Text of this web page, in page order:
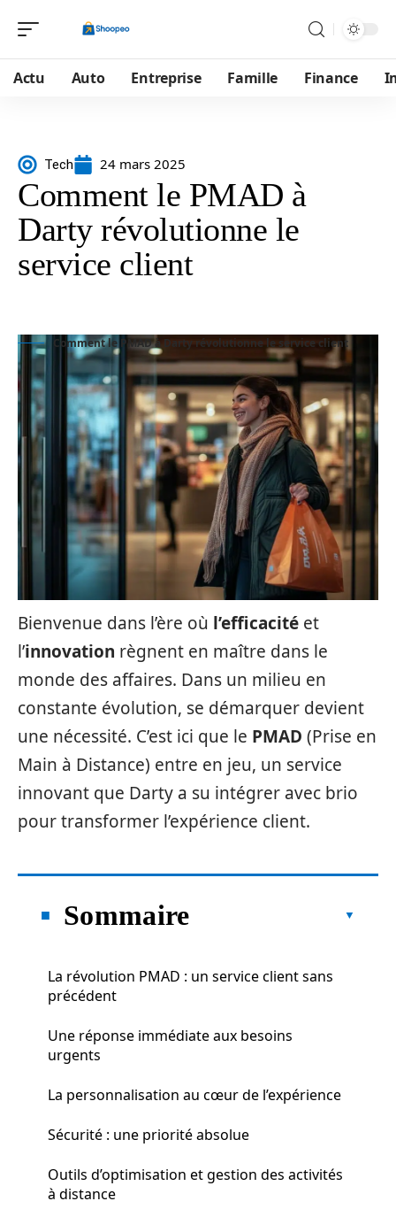
Actu Auto Entreprise Famille Finance
Tech 24 mars 2025
Comment le PMAD à
Darty révolutionne le
service client
Comment le PMAD à Darty révolutionne le service client
Bienvenue dans l’ère où l’efficacité et
l’innovation règnent en maître dans le
monde des affaires. Dans un milieu en
constante évolution, se démarquer devient
une nécessité. C’est ici que le PMAD (Prise en
Main à Distance) entre en jeu, un service
innovant que Darty a su intégrer avec brio
pour transformer l’expérience client.
Sommaire
La révolution PMAD : un service client sans
précédent
Une réponse immédiate aux besoins
urgents
La personnalisation au cœur de l’expérience
Sécurité : une priorité absolue
Outils d’optimisation et gestion des activités
à distance